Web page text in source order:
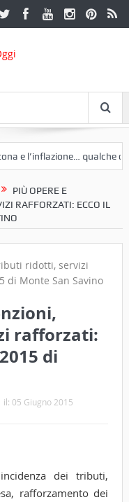
l’inflazione… qualche
PIÙ OPERE E
RAFFORZATI: ECCO IL
rafforzati:
di
il: 05 Giugno 2015
dei tributi,
rafforzamento dei